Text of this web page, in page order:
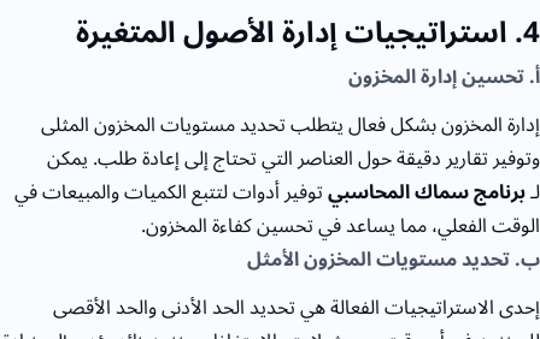
4. استراتيجيات إدارة الأصول المتغيرة
أ. تحسين إدارة المخزون
إدارة المخزون بشكل فعال يتطلب تحديد مستويات المخزون المثلى
وتوفير تقارير دقيقة حول العناصر التي تحتاج إلى إعادة طلب. يمكن
لـبرنامج سماك المحاسبيتوفير أدوات لتتبع الكميات والمبيعات في
الوقت الفعلي، مما يساعد في تحسين كفاءة المخزون.
ب. تحديد مستويات المخزون الأمثل
إحدى الاستراتيجيات الفعالة هي تحديد الحد الأدنى والحد الأقصى